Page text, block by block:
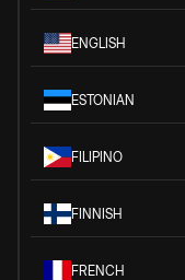
ENGLISH
ESTONIAN
FILIPINO
FINNISH
FRENCH